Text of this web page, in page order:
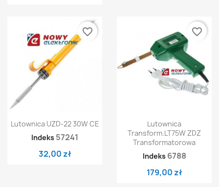
Lutownica UZD-22 30W CE
Indeks 57241
32,00 zł
favorite_border
Lutownica
Transform.LT75W ZDZ
Transformatorowa
Indeks 6788
179,00 zł
favorite_border